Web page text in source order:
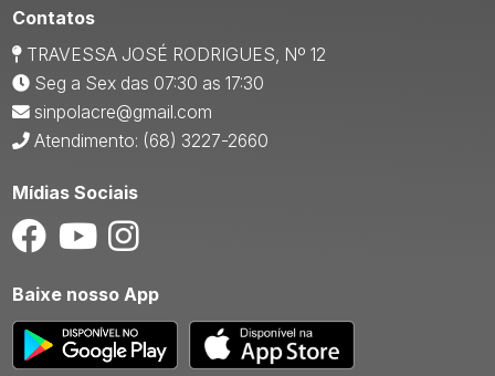
Contatos
TRAVESSA JOSÉ RODRIGUES, Nº 12
Seg a Sex das 07:30 as 17:30
sinpolacre@gmail.com
Atendimento: (68) 3227-2660
Mídias Sociais
Baixe nosso App